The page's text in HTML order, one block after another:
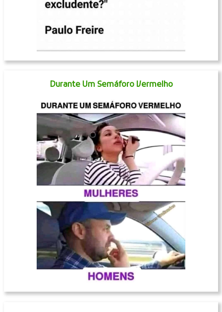
Durante Um Semáforo Vermelho